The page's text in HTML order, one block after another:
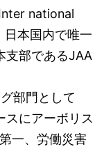
national
本国内で唯一
支部であるJAA
部門として
スにアーボリス
一、労働災害